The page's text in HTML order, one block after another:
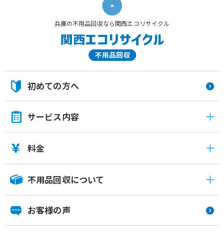
兵庫の不用品回収なら関西エコリサイクル
初めての方へ
サービス内容
料金
不用品回収について
お客様の声